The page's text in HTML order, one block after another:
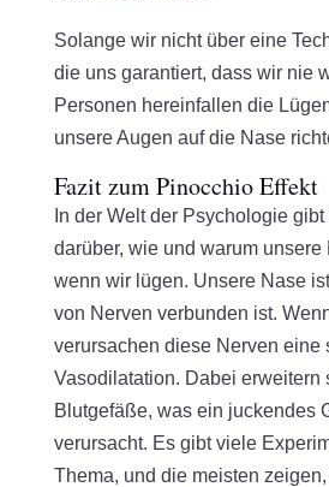
Solange wir nicht über eine
die uns garantiert, dass wir nie
Personen hereinfallen die
unsere Augen auf die Nase
Fazit zum Pinocchio Effekt
In der Welt der Psychologie
darüber, wie und warum unsere
wenn wir lügen. Unsere Nase
von Nerven verbunden ist.
verursachen diese Nerven eine
Vasodilatation. Dabei erweitern
Blutgefäße, was ein juckendes
verursacht. Es gibt viele
Thema, und die meisten